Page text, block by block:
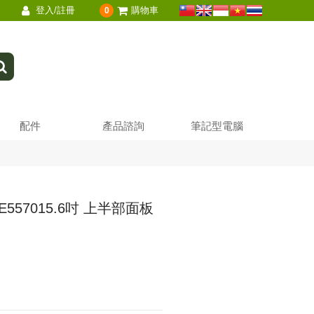
登入/註冊 0 購物車
配件 產品諮詢 筆記型電腦
吋 上半部面板